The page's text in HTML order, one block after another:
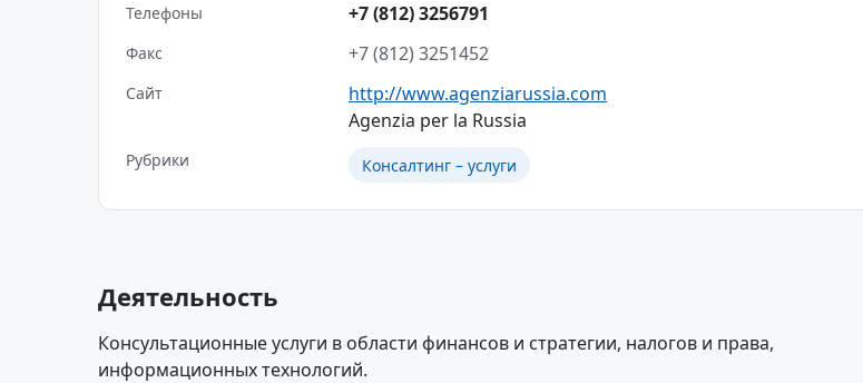
Телефоны +7 (812) 3256791
Факс +7 (812) 3251452
Сайт
http://www.agenziarussia.com
Agenzia per la Russia
Рубрики Консалтинг – услуги
Деятельность
Консультационные услуги в области финансов и стратегии, налогов и права,
информационных технологий.